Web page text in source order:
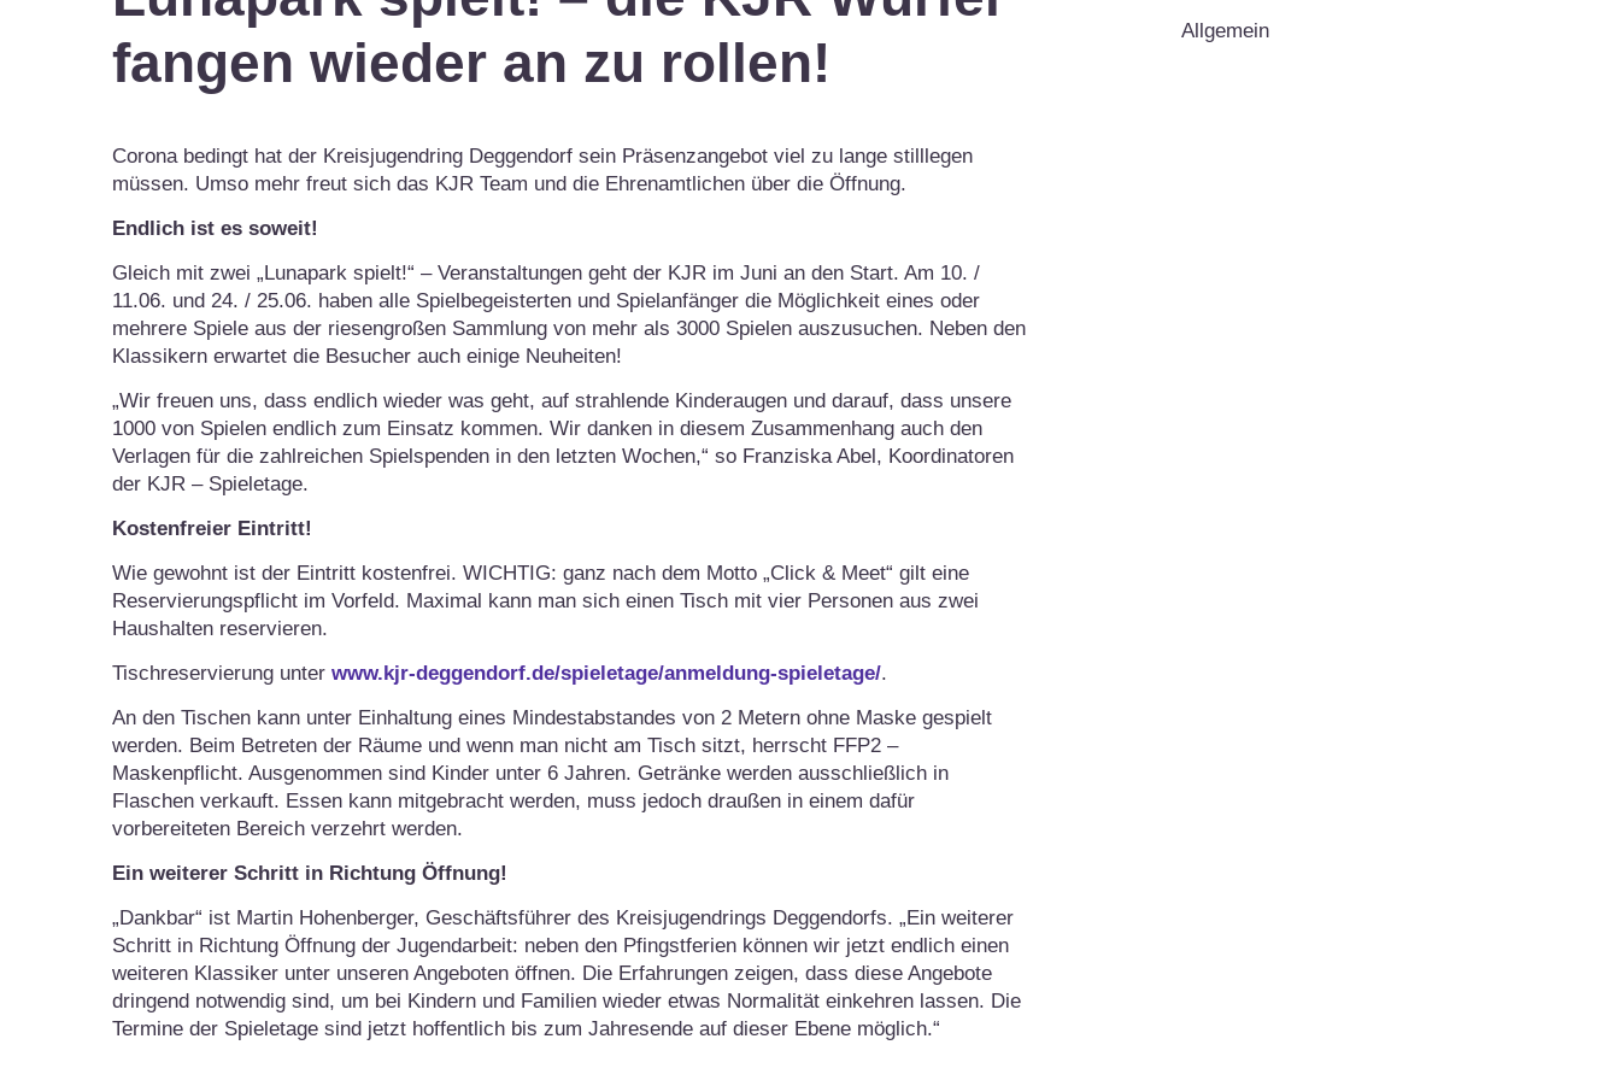
fangen wieder an zu rollen!
Corona bedingt hat der Kreisjugendring Deggendorf sein Präsenzangebot viel zu lange stilllegen
müssen. Umso mehr freut sich das KJR Team und die Ehrenamtlichen über die Öffnung.
Endlich ist es soweit!
Gleich mit zwei „Lunapark spielt!“ – Veranstaltungen geht der KJR im Juni an den Start. Am 10. /
11.06. und 24. / 25.06. haben alle Spielbegeisterten und Spielanfänger die Möglichkeit eines oder
mehrere Spiele aus der riesengroßen Sammlung von mehr als 3000 Spielen auszusuchen. Neben den
Klassikern erwartet die Besucher auch einige Neuheiten!
„Wir freuen uns, dass endlich wieder was geht, auf strahlende Kinderaugen und darauf, dass unsere
1000 von Spielen endlich zum Einsatz kommen. Wir danken in diesem Zusammenhang auch den
Verlagen für die zahlreichen Spielspenden in den letzten Wochen,“ so Franziska Abel, Koordinatoren
der KJR – Spieletage.
Kostenfreier Eintritt!
Wie gewohnt ist der Eintritt kostenfrei. WICHTIG: ganz nach dem Motto „Click & Meet“ gilt eine
Reservierungspflicht im Vorfeld. Maximal kann man sich einen Tisch mit vier Personen aus zwei
Haushalten reservieren.
Tischreservierung unter www.kjr-deggendorf.de/spieletage/anmeldung-spieletage/.
An den Tischen kann unter Einhaltung eines Mindestabstandes von 2 Metern ohne Maske gespielt
werden. Beim Betreten der Räume und wenn man nicht am Tisch sitzt, herrscht FFP2 –
Maskenpflicht. Ausgenommen sind Kinder unter 6 Jahren. Getränke werden ausschließlich in
Flaschen verkauft. Essen kann mitgebracht werden, muss jedoch draußen in einem dafür
vorbereiteten Bereich verzehrt werden.
Ein weiterer Schritt in Richtung Öffnung!
„Dankbar“ ist Martin Hohenberger, Geschäftsführer des Kreisjugendrings Deggendorfs. „Ein weiterer
Schritt in Richtung Öffnung der Jugendarbeit: neben den Pfingstferien können wir jetzt endlich einen
weiteren Klassiker unter unseren Angeboten öffnen. Die Erfahrungen zeigen, dass diese Angebote
dringend notwendig sind, um bei Kindern und Familien wieder etwas Normalität einkehren lassen. Die
Termine der Spieletage sind jetzt hoffentlich bis zum Jahresende auf dieser Ebene möglich.“
Allgemein